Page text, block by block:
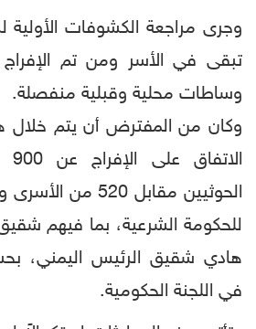
وجرى مراجعة الكشوفات الأولية
تبقى في الأسر ومن تم
وساطات محلية وقبلية منفصلة.
وكان من المفترض أن يتم خلال
الحوثيين مقابل 520
للحكومة الشرعية، بما فيهم
هادي شقيق الرئيس اليمني،
في اللجنة الحكومية.